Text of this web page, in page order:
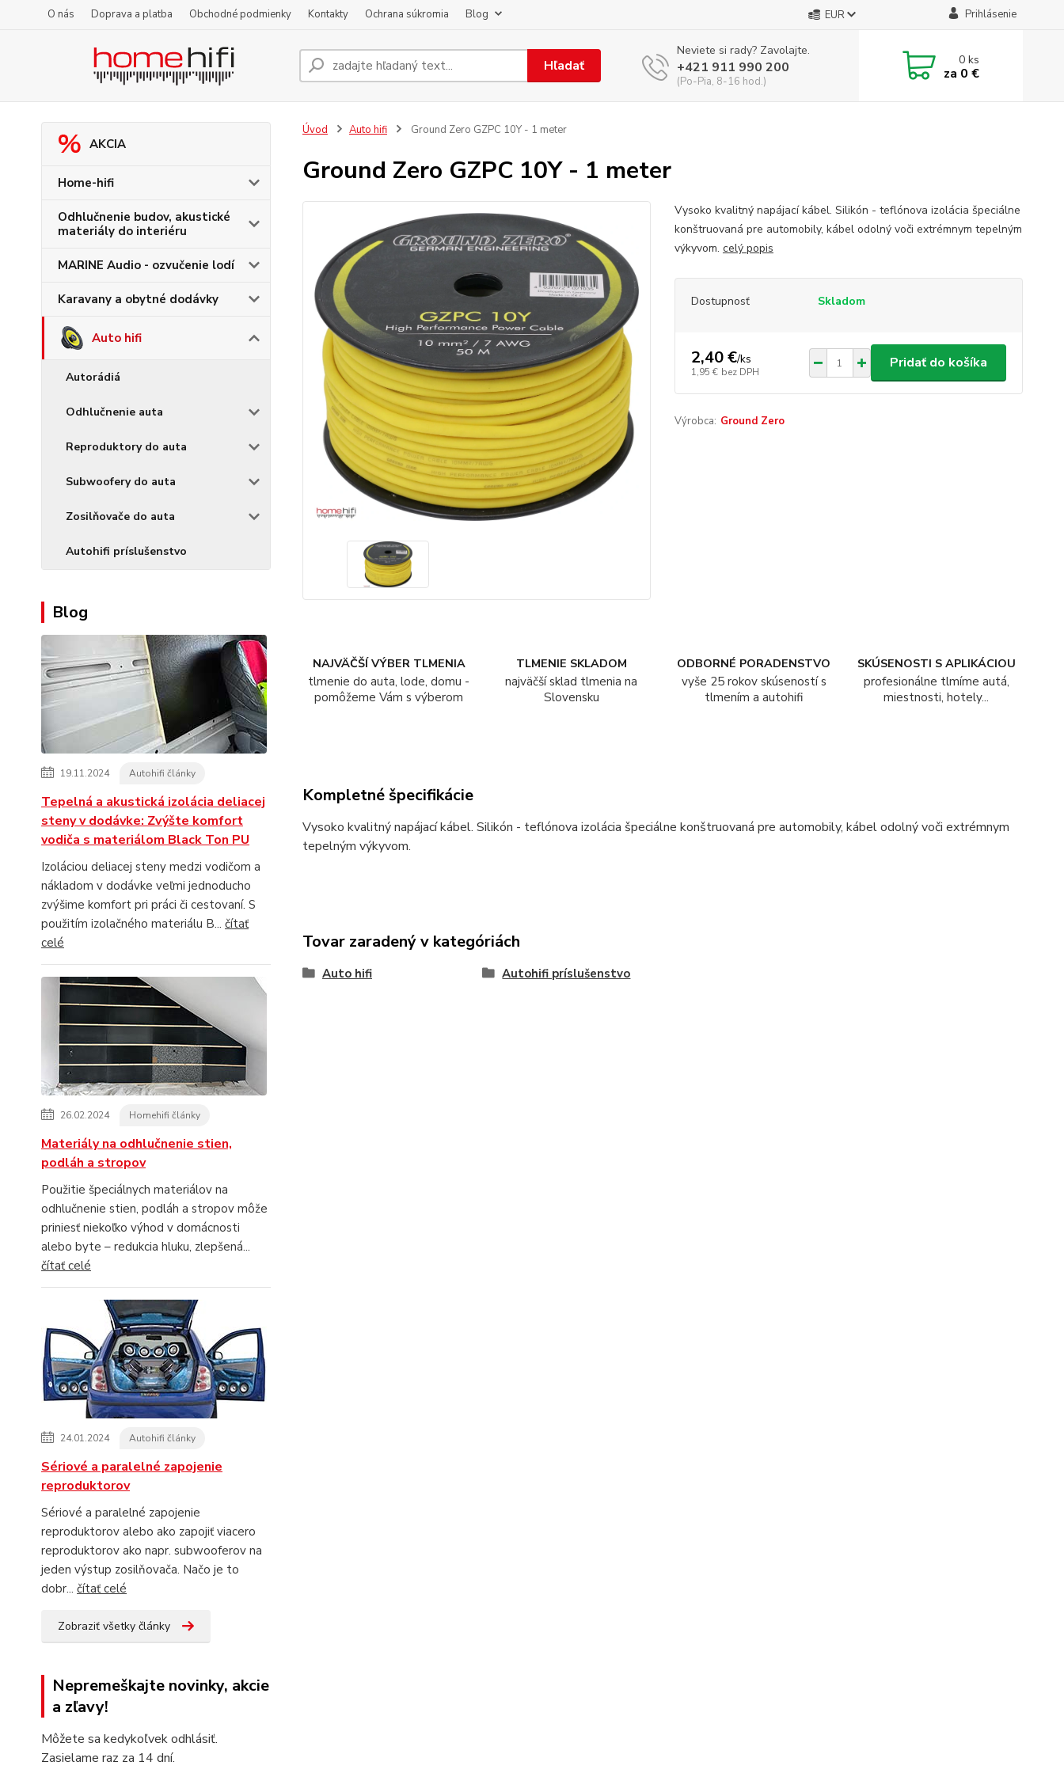
O nás Doprava a platba Obchodné podmienky Kontakty Ochrana súkromia Blog EUR Prihlásenie
Hľadať
Neviete si rady? Zavolajte.
+421 911 990 200
(Po-Pia, 8-16 hod.)
0ks
za 0 €
AKCIA
Home-hifi
Odhlučnenie budov, akustické
materiály do interiéru
MARINE Audio - ozvučenie lodí
Karavany a obytné dodávky
Auto hifi
Autorádiá
Odhlučnenie auta
Reproduktory do auta
Subwoofery do auta
Zosilňovače do auta
Autohifi príslušenstvo
Blog
19.11.2024 Autohifi články
Tepelná a akustická izolácia deliacej
steny v dodávke: Zvýšte komfort
vodiča s materiálom Black Ton PU
Izoláciou deliacej steny medzi vodičom a
nákladom v dodávke veľmi jednoducho
zvýšime komfort pri práci či cestovaní. S
použitím izolačného materiálu B... čítať
celé
26.02.2024 Homehifi články
Materiály na odhlučnenie stien,
podláh a stropov
Použitie špeciálnych materiálov na
odhlučnenie stien, podláh a stropov môže
priniesť niekoľko výhod v domácnosti
alebo byte – redukcia hluku, zlepšená...
čítať celé
24.01.2024 Autohifi články
Sériové a paralelné zapojenie
reproduktorov
Sériové a paralelné zapojenie
reproduktorov alebo ako zapojiť viacero
reproduktorov ako napr. subwooferov na
jeden výstup zosilňovača. Načo je to
dobr... čítať celé
Zobraziť všetky články
Nepremeškajte novinky, akcie
a zľavy!
Môžete sa kedykoľvek odhlásiť.
Zasielame raz za 14 dní.
Úvod Auto hifi Ground Zero GZPC 10Y - 1 meter
Ground Zero GZPC 10Y - 1 meter
Vysoko kvalitný napájací kábel. Silikón - teflónova izolácia špeciálne
konštruovaná pre automobily, kábel odolný voči extrémnym tepelným
výkyvom. celý popis
Dostupnosť Skladom
2,40 €/ks
1,95 € bez DPH
Pridať do košíka
Výrobca: Ground Zero
NAJVÄČŠÍ VÝBER TLMENIA
tlmenie do auta, lode, domu -
pomôžeme Vám s výberom
TLMENIE SKLADOM
najväčší sklad tlmenia na
Slovensku
ODBORNÉ PORADENSTVO
vyše 25 rokov skúseností s
tlmením a autohifi
SKÚSENOSTI S APLIKÁCIOU
profesionálne tlmíme autá,
miestnosti, hotely...
Kompletné špecifikácie
Vysoko kvalitný napájací kábel. Silikón - teflónova izolácia špeciálne konštruovaná pre automobily, kábel odolný voči extrémnym
tepelným výkyvom.
Tovar zaradený v kategóriách
Auto hifi Autohifi príslušenstvo